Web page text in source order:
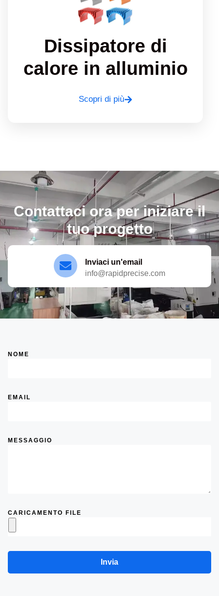
Dissipatore di
calore in alluminio
Scopri di più
Contattaci ora per iniziare il
tuo progetto
Inviaci un'email
info@rapidprecise.com
NOME
EMAIL
MESSAGGIO
CARICAMENTO FILE
Invia